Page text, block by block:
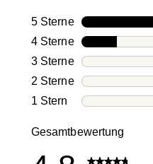
5 SterneSterne
4 SterneSterne
3 SterneSterne
2 SterneSterne
1 Stern Sterne
Gesamtbewertung